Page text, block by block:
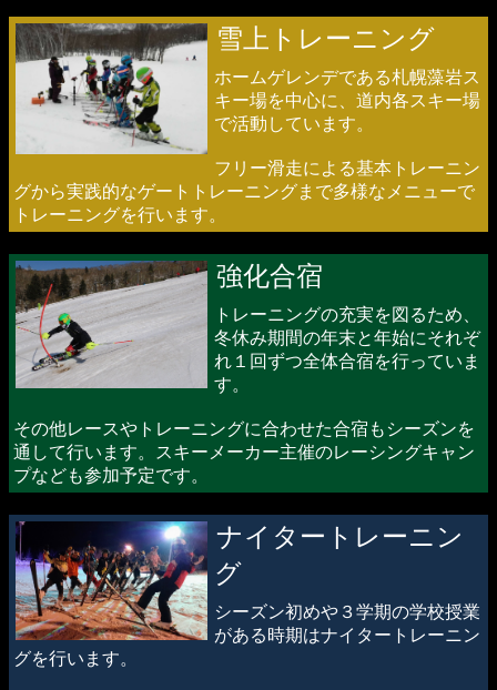
雪上トレーニング
ホームゲレンデである札幌藻岩ス
キー場を中心に、道内各スキー場
で活動しています。
フリー滑走による基本トレーニン
グから実践的なゲートトレーニングまで多様なメニューで
トレーニングを行います。
強化合宿
トレーニングの充実を図るため、
冬休み期間の年末と年始にそれぞ
れ１回ずつ全体合宿を行っていま
す。
その他レースやトレーニングに合わせた合宿もシーズンを
通して行います。スキーメーカー主催のレーシングキャン
プなども参加予定です。
ナイタートレーニン
グ
シーズン初めや３学期の学校授業
がある時期はナイタートレーニン
グを行います。